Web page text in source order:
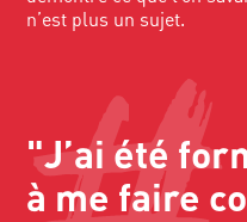
n’est plus un sujet.
"J’ai été
à me faire